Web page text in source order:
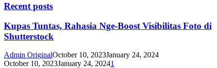
Recent posts
Kupas Tuntas, Rahasia Nge-Boost Visibilitas Foto di
Shutterstock
Admin OriginalOctober 10, 2023January 24, 2024
October 10, 2023January 24, 20241